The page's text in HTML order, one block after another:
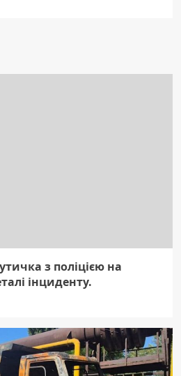
з поліцією на
інциденту.